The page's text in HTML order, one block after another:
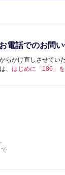
お電話でのお問
かけ直しさせてい
、 はじめに「186」
で